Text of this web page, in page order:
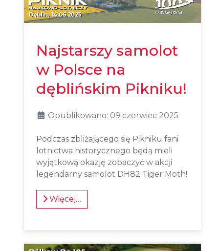
Najstarszy samolot
w Polsce na
dęblińskim Pikniku!
Opublikowano: 09 czerwiec 2025
Podczas zbliżającego się Pikniku fani
lotnictwa historycznego będą mieli
wyjątkową okazję zobaczyć w akcji
legendarny samolot DH82 Tiger Moth!
Więcej…